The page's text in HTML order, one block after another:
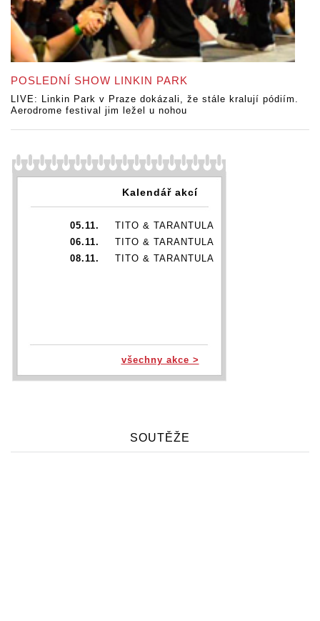
POSLEDNÍ SHOW LINKIN PARK
LIVE: Linkin Park v Praze dokázali, že stále kralují pódiím.
Aerodrome festival jim ležel u nohou
Kalendář akcí
05.11.
TITO & TARANTULA
06.11.
TITO & TARANTULA
08.11.
TITO & TARANTULA
všechny akce >
SOUTĚŽE